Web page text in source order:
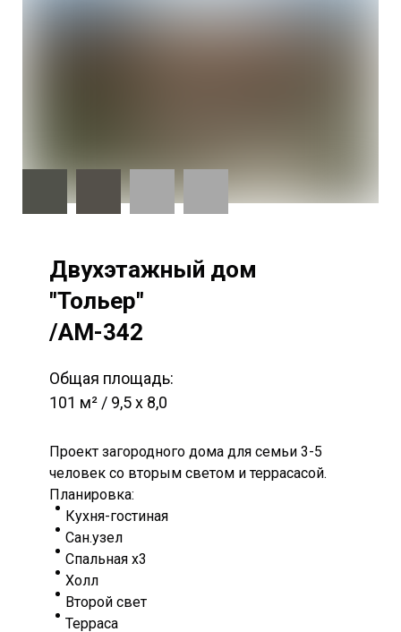
Двухэтажный дом
"Тольер"
/AM-342
Общая площадь:
101 м² / 9,5 х 8,0
Проект загородного дома для семьи 3-5
человек со вторым светом и террасасой.
Планировка:
Кухня-гостиная
Сан.узел
Спальная х3
Холл
Второй свет
Терраса